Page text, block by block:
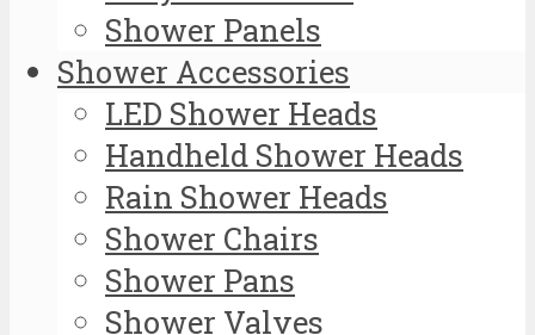
Shower Panels
Shower Accessories
LED Shower Heads
Handheld Shower Heads
Rain Shower Heads
Shower Chairs
Shower Pans
Shower Valves